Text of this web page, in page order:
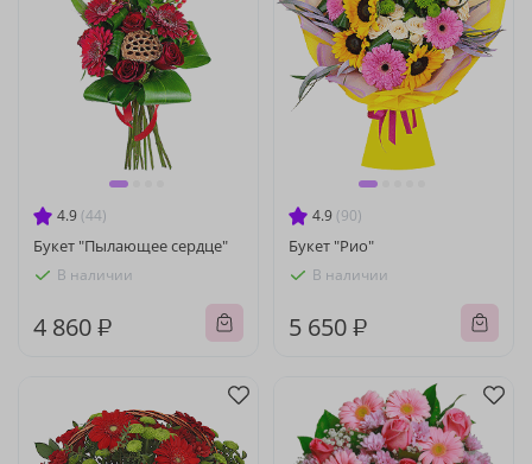
4.9 (44)
Букет "Пылающее сердце"
В наличии
4 860 ₽
4.9 (90)
Букет "Рио"
В наличии
5 650 ₽